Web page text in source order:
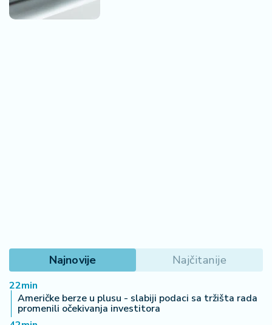
Najnovije Najčitanije
22min
Američke berze u plusu - slabiji podaci sa tržišta rada
promenili očekivanja investitora